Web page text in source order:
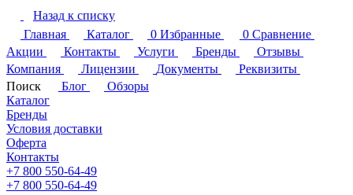
Назад к списку
Главная
Каталог 0 Избранные 0 Сравнение
Акции
Контакты Услуги Бренды
Отзывы
Компания
Лицензии Документы
Реквизиты
Поиск
Блог
Обзоры
Каталог
Бренды
Условия доставки
Оферта
Контакты
+7 800 550-64-49
+7 800 550-64-49